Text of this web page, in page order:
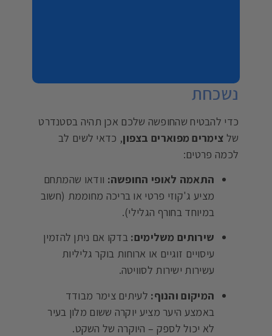
נשכחת
כדי להבטיח שהחופשה שלכם אכן תהיה בסטנדרט
של צימרים מפוארים בצפון, כדאי לשים לב
לכמה פרטים:
התאמה לאופי החופשה: וודאו שהמתחם
מציע ג'קוזי פרטי או בריכה מחוממת (חשוב
במיוחד בחורף הגלילי).
שירותים משלימים: בדקו אם ניתן להזמין
עיסויים זוגיים או ארוחות בוקר גליליות
עשירות ישירות לסוויטה.
המיקום והנוף: לעיתים צימר מבודד
באמצע היער מציע יוקרה ששום מלון בעיר
לא יכול לספק – היוקרה של השקט.